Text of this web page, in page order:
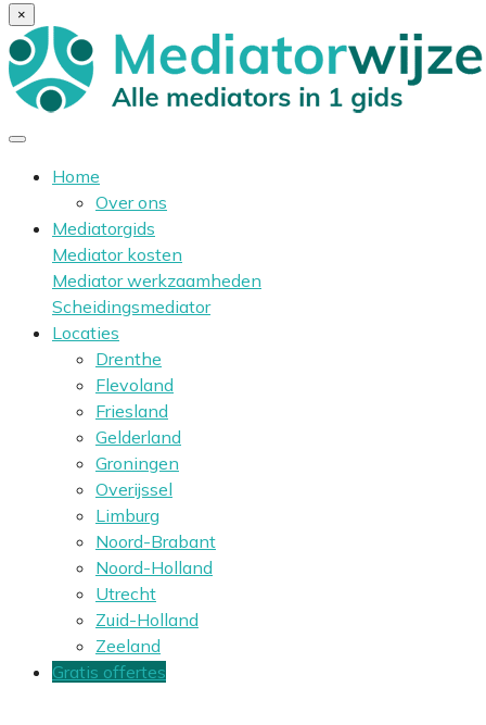
×
Home
Over ons
Mediatorgids
Mediator kosten
Mediator werkzaamheden
Scheidingsmediator
Locaties
Drenthe
Flevoland
Friesland
Gelderland
Groningen
Overijssel
Limburg
Noord-Brabant
Noord-Holland
Utrecht
Zuid-Holland
Zeeland
Gratis offertes